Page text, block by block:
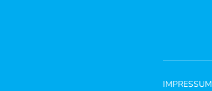
IMPRESSUM